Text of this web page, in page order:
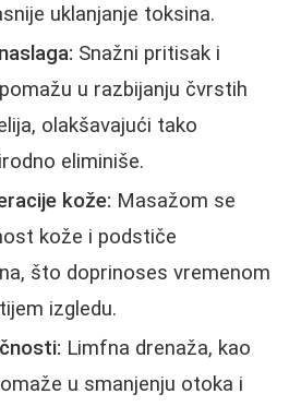
uklanjanje toksina.
Snažni pritisak i
u razbijanju čvrstih
olakšavajući tako
eliminiše.
kože: Masažom se
kože i podstiče
što doprinoses vremenom
izgledu.
Limfna drenaža, kao
u smanjenju otoka i